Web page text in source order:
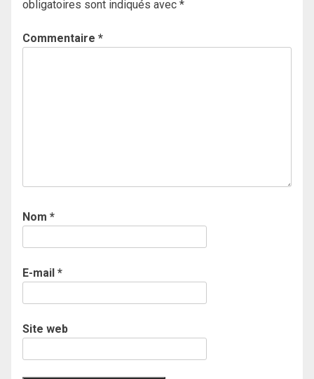
obligatoires sont indiqués avec *
Commentaire *
Nom *
E-mail *
Site web